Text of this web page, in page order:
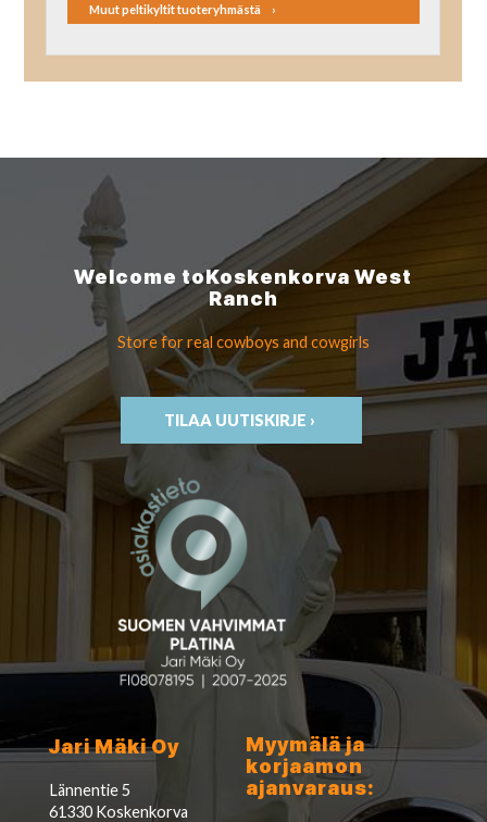
Muut peltikyltit tuoteryhmästä
Welcome toKoskenkorvaWest
Ranch
Store for real cowboys and cowgirls
TILAA UUTISKIRJE ›
Jari Mäki Oy
Lännentie 5
61330 Koskenkorva
Myymälä ja
korjaamon
ajanvaraus: